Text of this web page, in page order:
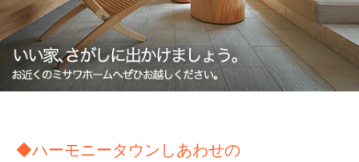
◆ハーモニータウンしあわせの